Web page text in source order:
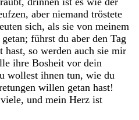
, aber niemand tröstete
sich, als sie von meinem
getan; führst du aber den Tag
hast, so werden auch sie mir
ihre Bosheit vor dein
wollest ihnen tun, wie du
willen getan hast!
viele, und mein Herz ist